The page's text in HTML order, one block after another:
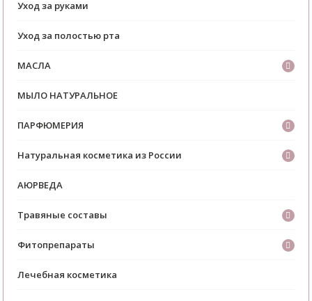
Уход за руками
Уход за полостью рта
МАСЛА
МЫЛО НАТУРАЛЬНОЕ
ПАРФЮМЕРИЯ
Натуральная косметика из России
АЮРВЕДА
Травяные составы
Фитопрепараты
Лечебная косметика